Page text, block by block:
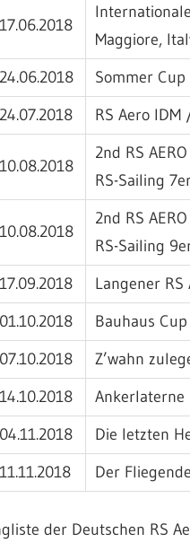
17.06.2018
Maggiore,
24.06.2018 Sommer
24.07.2018 RS Aero
10.08.2018
2nd RS
RS-Sailing
10.08.2018
2nd RS
RS-Sailing
17.09.2018 Langener
01.10.2018 Bauhaus
07.10.2018 Z’wahn
14.10.2018
04.11.2018 Die letzten
11.11.2018 Der
der Deutschen RS